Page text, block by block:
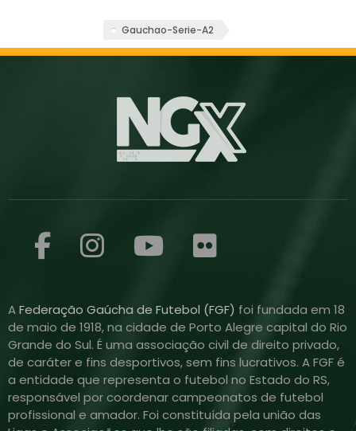
Gauchao-Serie-A2
AFederação Gaúcha de Futebol (FGF) foi fundada em 18
de maio de 1918, na cidade de Porto Alegre capital do Rio
Grande do Sul. É uma associação civil de direito privado,
de caráter e fins desportivos, sem fins lucrativos. A FGF é
a entidade que representa o futebol no Estado do RS,
responsável por coordenar campeonatos de futebol
profissional e amador. Foi constituída pela união das